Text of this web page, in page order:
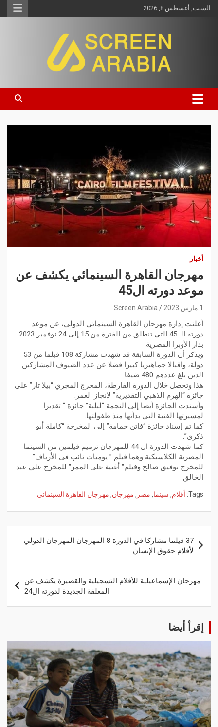
السبت, أغسطس 8, 2026
Screen Arabia
أخبار
مهرجان القاهرة السينمائي يكشف عن
موعد دورته ال45
1 مارس 2023 Screen Arabia
أعلنت إدارة مهرجان القاهرة السينمائي الدولي، عن موعد
دورته الـ 45 التي تنطلق من الفترة من 15 إلى 24 نوفمبر 2023،
بدار الأوبرا المصرية.
ويذكر أن الدورة السابقة قد شهدت مشاركة 108 فيلما من 53
دولة، واقبالا جماهيريا كبيرا فضلا عن عدد الضيوف المشاركين
الذين بلغ عددهم 480 ضيفا.
هذا وتحصل خلال الدورة الفارطة، المخرج المجري “بيلا تار” على
جائزة “الهرم الذهبي التقديرية” لإنجاز العمر.
وأسندت الجائزة أيضا إلى النجمة “لبلبة” جائزة “ تقديرا
لمسيرتها الفنية التي بدأتها منذ طفولتها.
كما تم إسناد جائزة “فاتن حمامة” إلى المخرجة “كاملة أبو
ذكرى”.
كما شهدت الدورة ال 44 للمهرجان ترميم فيلمين من السينما
المصرية الكلاسيكية وهما فيلم ” يوميات نائب فى الأرياف”
للمخرج توفيق صالح وفيلم” أغنية على الممر” للمخرج علي عبد
الخالق.
Tags: أفلام, سينما, مصر , مهرجان, مهرجان القاهرة السينمائي
37 فيلما مشاركا في الدورة 8 المهرجان المهرجان الدولي
لأفلام حقوق الإنسان
مهرجان الإسماعيلية للأفلام التسجيلية والقصيرة يكشف عن
المعلقة الجديدة لدورته ال24
إقرأ أيضا